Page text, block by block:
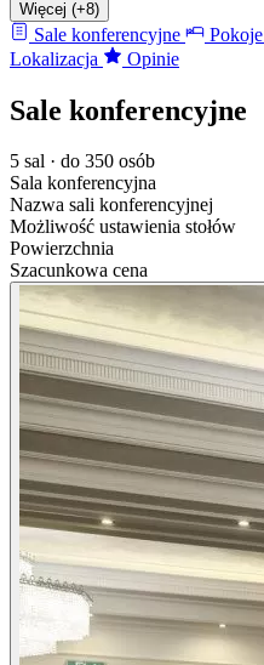
Więcej (+8)
Sale konferencyjne Pokoje
Lokalizacja
Opinie
Sale konferencyjne
5 sal · do 350 osób
Sala konferencyjna
Nazwa sali konferencyjnej
Możliwość ustawienia stołów
Powierzchnia
Szacunkowa cena